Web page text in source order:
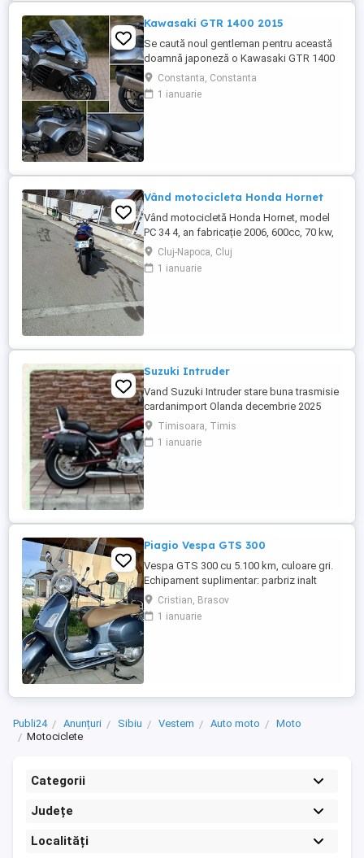
Kawasaki GTR 1400 2015
Se caută noul gentleman pentru această
doamnă japoneză o Kawasaki GTR 1400
care încă întoarce priviri și iubește
kilometrii. A fost răsfățată, întreținută la
timp și tratată cu respect. O dau doar
Constanta, Constanta
1 ianuarie
Vând motocicleta Honda Hornet
Vând motocicletă Honda Hornet, model
PC 34 4, an fabricație 2006, 600cc, 70 kw,
98 cp, inspecție tehnică valabilă până în
august 2027 . Preț 1900 euro
Cluj-Napoca, Cluj
1 ianuarie
Suzuki Intruder
Vand Suzuki Intruder stare buna trasmisie
cardanimport Olanda decembrie 2025
inmatriculat RO IN FEBRUARIE Nu raspund
la mesaje.Schimb cu ATV plus sau minus
diferenta
Timisoara, Timis
1 ianuarie
Piagio Vespa GTS 300
Vespa GTS 300 cu 5.100 km, culoare gri.
Echipament suplimentar: parbriz inalt
Faco (montat 2026), geanta portbagaj
Classic; prelungitor scarite pasager;
suspensie fata Bitubo si frane fata spate
Cristian, Brasov
1 ianuarie
Publi24 Anunțuri Sibiu Vestem Auto moto
Moto
Motociclete
Categorii
Județe
Localități